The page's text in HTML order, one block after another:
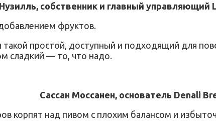
собственник и главный управляющий
фруктов.
простой, доступный и подходящий для
сладкий — то, что надо.
Сассан Моссанен, основатель Denali
корпят над пивом с плохим балансом и